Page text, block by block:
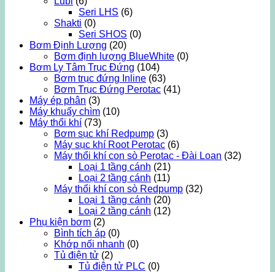
Seri LHS (6)
Shakti (0)
Seri SHOS (0)
Bơm Định Lượng (20)
Bơm định lượng BlueWhite (0)
Bơm Ly Tâm Trục Đứng (104)
Bơm trục đứng Inline (63)
Bơm Trục Đứng Perotac (41)
Máy ép phân (3)
Máy khuấy chìm (10)
Máy thổi khí (73)
Bơm sục khí Redpump (3)
Máy sục khí Root Perotac (6)
Máy thổi khí con sò Perotac - Đài Loan (32)
Loại 1 tầng cánh (21)
Loại 2 tầng cánh (11)
Máy thổi khí con sò Redpump (32)
Loại 1 tầng cánh (20)
Loại 2 tầng cánh (12)
Phụ kiện bơm (2)
Bình tích áp (0)
Khớp nối nhanh (0)
Tủ điện tử (2)
Tủ điện tử PLC (0)